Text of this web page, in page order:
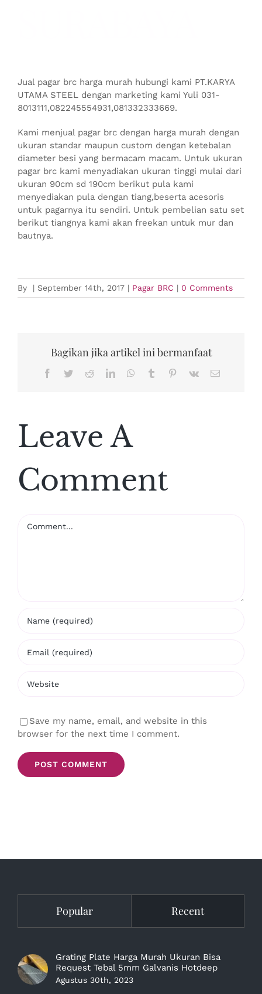
Jual pagar brc harga murah hubungi kami PT.KARYA
UTAMA STEEL dengan marketing kami Yuli 031-
8013111,082245554931,081332333669.
Kami menjual pagar brc dengan harga murah dengan
ukuran standar maupun custom dengan ketebalan
diameter besi yang bermacam macam. Untuk ukuran
pagar brc kami menyadiakan ukuran tinggi mulai dari
ukuran 90cm sd 190cm berikut pula kami
menyediakan pula dengan tiang,beserta acesoris
untuk pagarnya itu sendiri. Untuk pembelian satu set
berikut tiangnya kami akan freekan untuk mur dan
bautnya.
By | September 14th, 2017 | Pagar BRC | 0 Comments
Bagikan jika artikel ini bermanfaat
Facebook
TwitterRedditLinkedInWhatsApp
Tumblr Pinterest
Vk Email
Leave A
Comment
Save my name, email, and website in this
browser for the next time I comment.
Popular Recent
Grating Plate Harga Murah Ukuran Bisa
Request Tebal 5mm Galvanis Hotdeep
Agustus 30th, 2023